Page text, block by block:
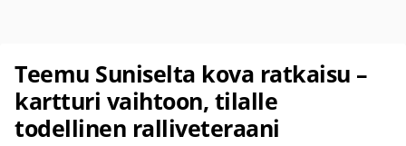
Teemu Suniselta kova ratkaisu –
kartturi vaihtoon, tilalle
todellinen ralliveteraani